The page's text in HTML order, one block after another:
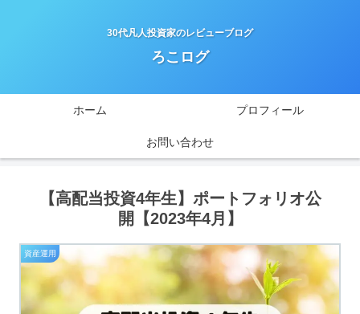
30代凡人投資家のレビューブログ
ろこログ
ホーム プロフィール
お問い合わせ
【高配当投資4年生】ポートフォリオ公
開【2023年4月】
資産運用